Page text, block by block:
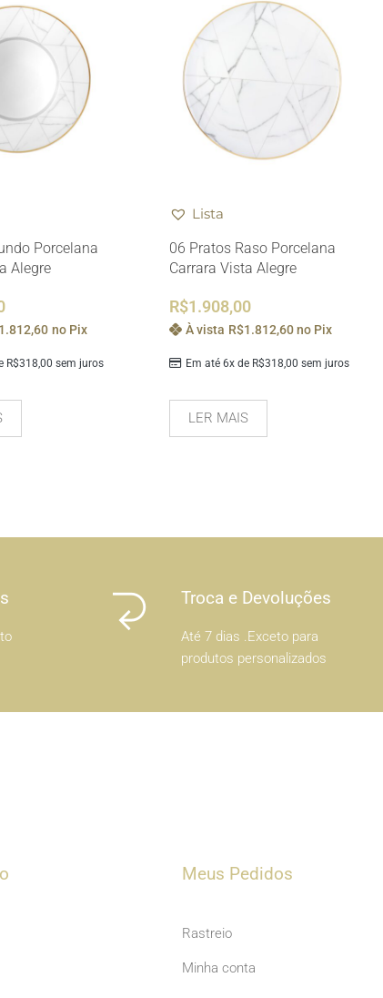
Porcelana
Alegre
R$318,00 sem juros
no Pix
Lista
06 Pratos Raso Porcelana
Carrara Vista Alegre
R$1.908,00
Em até 6x de R$318,00 sem juros
À vista R$1.812,60 no Pix
LER MAIS
Troca e Devoluções
Até 7 dias .Exceto para
produtos personalizados
Meus Pedidos
Rastreio
Minha conta